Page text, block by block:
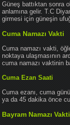
Güneş battıktan sonra
anlamına gelir. T.C
girmesi için güneşin
Cuma Namazı Vakti
Cuma namazı vakti,
noktaya ulaşmasının
cuma namazı vaktinin
Cuma Ezan Saati
Cuma ezanı, cuma
ya da 45 dakika önce
Bayram Namazı Vakti